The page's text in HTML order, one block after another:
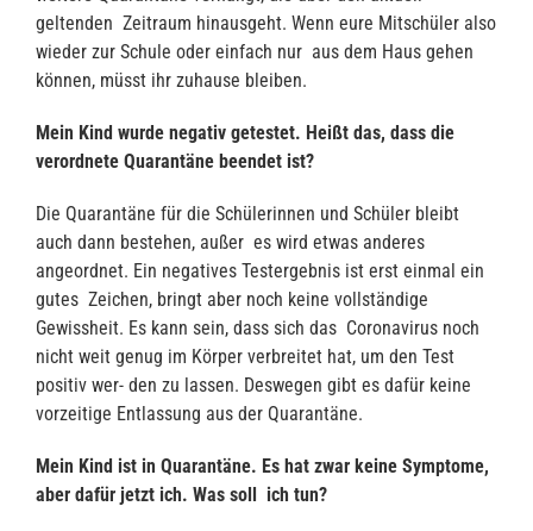
geltenden Zeitraum hinausgeht. Wenn eure Mitschüler also
wieder zur Schule oder einfach nur aus dem Haus gehen
können, müsst ihr zuhause bleiben.
Mein Kind wurde negativ getestet. Heißt das, dass die
verordnete Quarantäne beendet ist?
Die Quarantäne für die Schülerinnen und Schüler bleibt
auch dann bestehen, außer es wird etwas anderes
angeordnet. Ein negatives Testergebnis ist erst einmal ein
gutes Zeichen, bringt aber noch keine vollständige
Gewissheit. Es kann sein, dass sich das Coronavirus noch
nicht weit genug im Körper verbreitet hat, um den Test
positiv wer- den zu lassen. Deswegen gibt es dafür keine
vorzeitige Entlassung aus der Quarantäne.
Mein Kind ist in Quarantäne. Es hat zwar keine Symptome,
aber dafür jetzt ich. Was soll ich tun?